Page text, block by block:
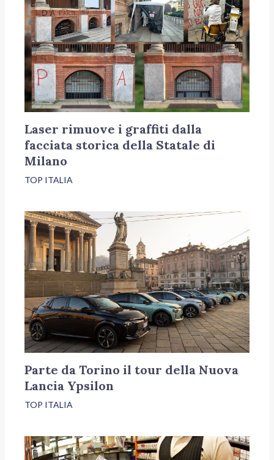
Laser rimuove i graffiti dalla
facciata storica della Statale di
Milano
TOP ITALIA
Parte da Torino il tour della Nuova
Lancia Ypsilon
TOP ITALIA